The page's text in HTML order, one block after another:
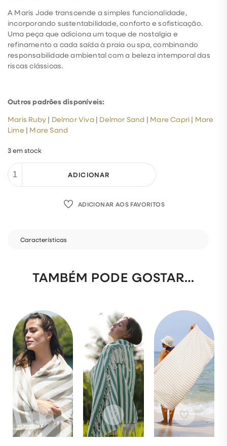
A Maris Jade transcende a simples funcionalidade,
incorporando sustentabilidade, conforto e sofisticação.
Uma peça que adiciona um toque de nostalgia e
refinamento a cada saída à praia ou spa, combinando
responsabilidade ambiental com a beleza intemporal das
riscas clássicas.
Outros padrões disponíveis:
Maris Ruby | Delmor Viva | Delmor Sand | Mare Capri | Mare
Lime | Mare Sand
3 em stock
ADICIONAR
ADICIONAR AOS FAVORITOS
Características
TAMBÉM PODE GOSTAR…